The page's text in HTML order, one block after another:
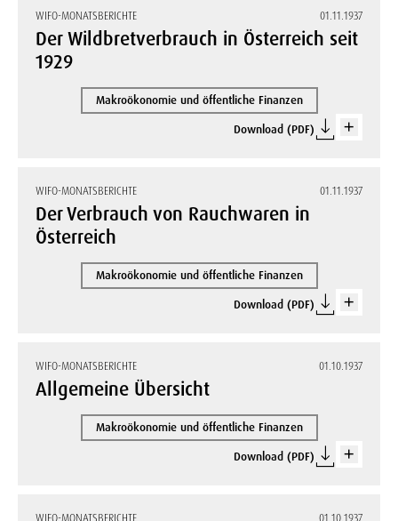
WIFO-MONATSBERICHTE 01.11.1937
Der Wildbretverbrauch in Österreich seit
1929
Makroökonomie und öffentliche Finanzen
Download (PDF)
WIFO-MONATSBERICHTE 01.11.1937
Der Verbrauch von Rauchwaren in
Österreich
Makroökonomie und öffentliche Finanzen
Download (PDF)
WIFO-MONATSBERICHTE 01.10.1937
Allgemeine Übersicht
Makroökonomie und öffentliche Finanzen
Download (PDF)